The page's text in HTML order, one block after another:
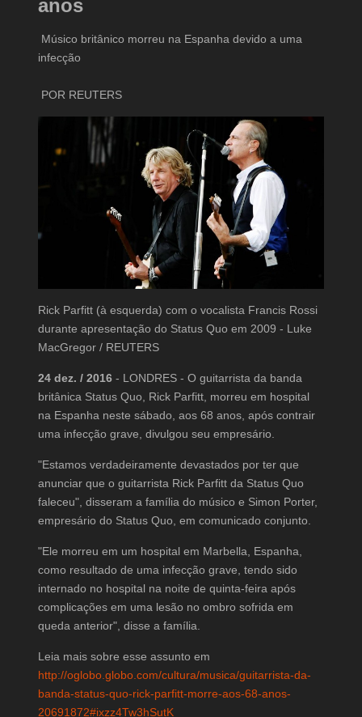
anos
Músico britânico morreu na Espanha devido a uma
infecção
POR REUTERS
Rick Parfitt (à esquerda) com o vocalista Francis Rossi
durante apresentação do Status Quo em 2009 - Luke
MacGregor / REUTERS
24 dez. / 2016- LONDRES - O guitarrista da banda
britânica Status Quo, Rick Parfitt, morreu em hospital
na Espanha neste sábado, aos 68 anos, após contrair
uma infecção grave, divulgou seu empresário.
"Estamos verdadeiramente devastados por ter que
anunciar que o guitarrista Rick Parfitt da Status Quo
faleceu", disseram a família do músico e Simon Porter,
empresário do Status Quo, em comunicado conjunto.
"Ele morreu em um hospital em Marbella, Espanha,
como resultado de uma infecção grave, tendo sido
internado no hospital na noite de quinta-feira após
complicações em uma lesão no ombro sofrida em
queda anterior", disse a família.
Leia mais sobre esse assunto em
http://oglobo.globo.com/cultura/musica/guitarrista-da-
banda-status-quo-rick-parfitt-morre-aos-68-anos-
20691872#ixzz4Tw3hSutK